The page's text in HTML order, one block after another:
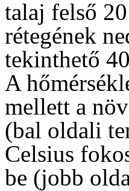
talaj felső
rétegének
tekinthető
A
mellett a
(bal oldali
Celsius
be (jobb